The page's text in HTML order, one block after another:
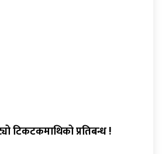
टिकटकमाथिको प्रतिबन्ध !